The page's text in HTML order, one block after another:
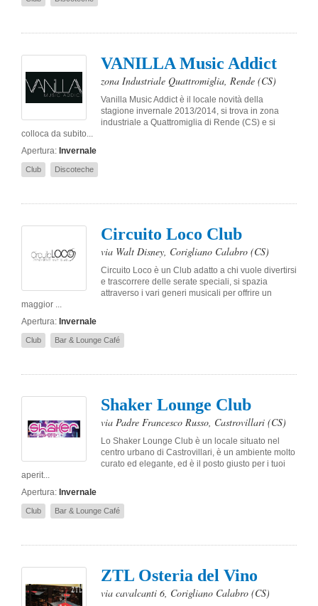
VANILLA Music Addict
zona Industriale Quattromiglia, Rende (CS)
Vanilla Music Addict è il locale novità della
stagione invernale 2013/2014, si trova in zona
industriale a Quattromiglia di Rende (CS) e si
colloca da subito...
Apertura: Invernale
Club Discoteche
Circuito Loco Club
via Walt Disney, Corigliano Calabro (CS)
Circuito Loco è un Club adatto a chi vuole divertirsi
e trascorrere delle serate speciali, si spazia
attraverso i vari generi musicali per offrire un
maggior ...
Apertura: Invernale
Club Bar & Lounge Café
Shaker Lounge Club
via Padre Francesco Russo, Castrovillari (CS)
Lo Shaker Lounge Club è un locale situato nel
centro urbano di Castrovillari, è un ambiente molto
curato ed elegante, ed è il posto giusto per i tuoi
aperit...
Apertura: Invernale
Club Bar & Lounge Café
ZTL Osteria del Vino
via cavalcanti 6, Corigliano Calabro (CS)